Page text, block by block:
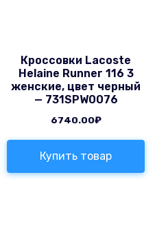
Кроссовки Lacoste
Helaine Runner 116 3
женские, цвет черный
— 731SPW0076
6740.00₽
Купить товар